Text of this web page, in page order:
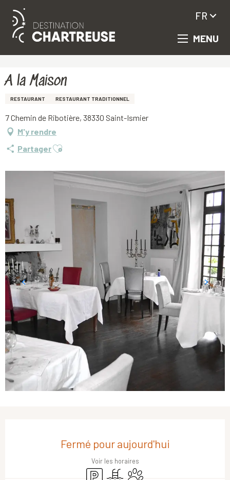
Aller
principal
MENU
FR
A la Maison
RESTAURANT RESTAURANT TRADITIONNEL
7 Chemin de Ribotière, 38330 Saint-Ismier
M'y rendre
PartagerAjouter aux favoris
Fermé pour aujourd'hui
Voir les horaires
ParkingPiscineAnimaux acceptés